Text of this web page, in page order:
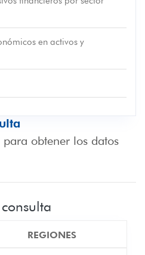
en activos y
obtener los datos
REGIONES